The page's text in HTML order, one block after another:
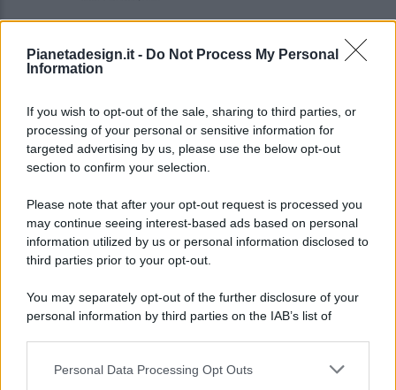
Pianetadesign.it - Do Not Process My Personal
Information
If you wish to opt-out of the sale, sharing to third parties, or
processing of your personal or sensitive information for
targeted advertising by us, please use the below opt-out
section to confirm your selection.
Please note that after your opt-out request is processed you
may continue seeing interest-based ads based on personal
information utilized by us or personal information disclosed to
third parties prior to your opt-out.
You may separately opt-out of the further disclosure of your
personal information by third parties on the IAB’s list of
This information may also be disclosed by us to third parties
Personal Data Processing Opt Outs
© 2026 - Pianeta Design - P.IVA 04827280654 - Testata
Registrata Al Tribunale Di Nocera Inferiore N. 8/2020 - RG N.
ISCRIZIONE AL ROC N. 35792 – ISCRITTA ALL’ANSO
(ASSOCIAZIONE NAZIONALE STAMPA ONLINE)
PREFERENZE PRIVACY